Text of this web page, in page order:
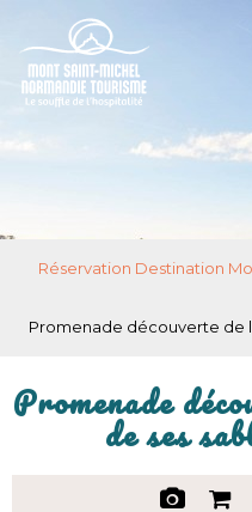
Réservation Destination
Promenade découverte de
Promenade
de ses